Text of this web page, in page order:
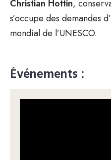
Christian Hottin,
s’occupe des demandes
mondial de l’UNESCO.
Événements :